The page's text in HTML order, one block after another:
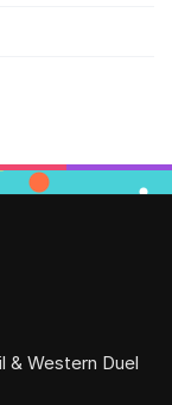
& Western Duel